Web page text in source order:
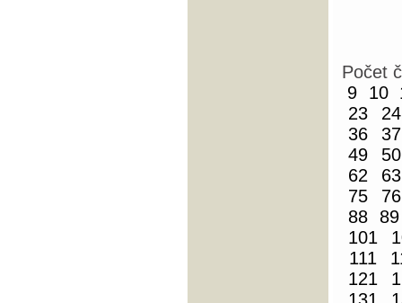
Počet
9
10
23
24
36
37
49
50
62
63
75
76
88
89
101
111
121